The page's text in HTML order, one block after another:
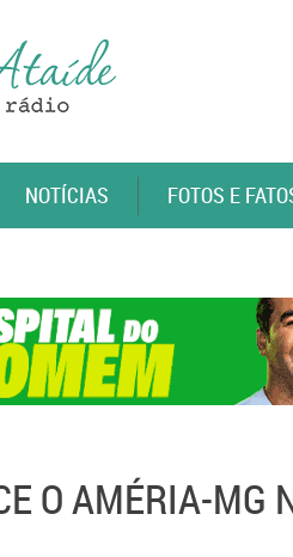
NOTÍCIAS FOTOS E
O AMÉRIA-MG